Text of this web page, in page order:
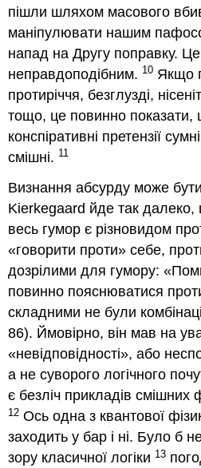
пішли шляхом масового
маніпулювати нашим
напад на Другу поправку.
неправдоподібним. 10 Якщо
протиріччя, безглузді,
тощо, це повинно показати,
конспіративні претензії
смішні. 11
Визнання абсурду може
Kierkegaard йде так
весь гумор є різновидом
«говорити проти» себе,
дозрілими для гумору:
повинно пояснюватися
складними не були
86). Ймовірно, він мав на
«невідповідності», або
а не суворого логічного
є безліч прикладів смішних
12 Ось одна з квантової
заходить у бар і ні. Було б
зору класичної логіки 13